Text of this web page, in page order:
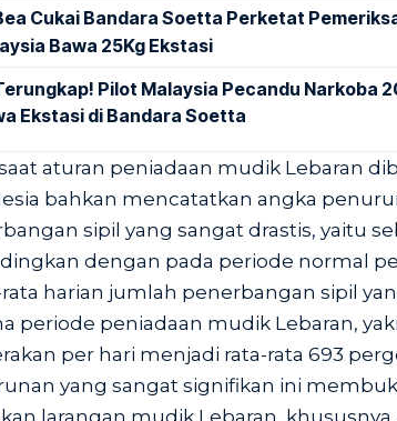
Cukai Bandara Soetta Perketat
Bawa 25Kg Ekstasi
Pilot Malaysia Pecandu Narkoba
Ekstasi di Bandara Soetta
aturan peniadaan mudik Lebaran
bahkan mencatatkan angka
sipil yang sangat drastis, yaitu
dengan pada periode normal
rata harian jumlah penerbangan sipil
periode peniadaan mudik Lebaran,
per hari menjadi rata-rata 693
yang sangat signifikan ini